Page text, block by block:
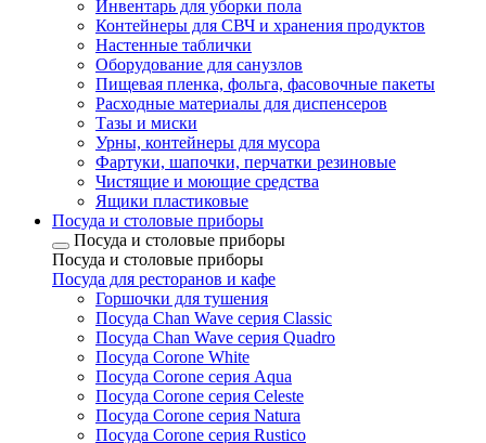
Инвентарь для уборки пола
Контейнеры для СВЧ и хранения продуктов
Настенные таблички
Оборудование для санузлов
Пищевая пленка, фольга, фасовочные пакеты
Расходные материалы для диспенсеров
Тазы и миски
Урны, контейнеры для мусора
Фартуки, шапочки, перчатки резиновые
Чистящие и моющие средства
Ящики пластиковые
Посуда и столовые приборы
Посуда и столовые приборы
Посуда и столовые приборы
Посуда для ресторанов и кафе
Горшочки для тушения
Посуда Chan Wave серия Classic
Посуда Chan Wave серия Quadro
Посуда Corone White
Посуда Corone серия Aqua
Посуда Corone серия Celeste
Посуда Corone серия Natura
Посуда Corone серия Rustico